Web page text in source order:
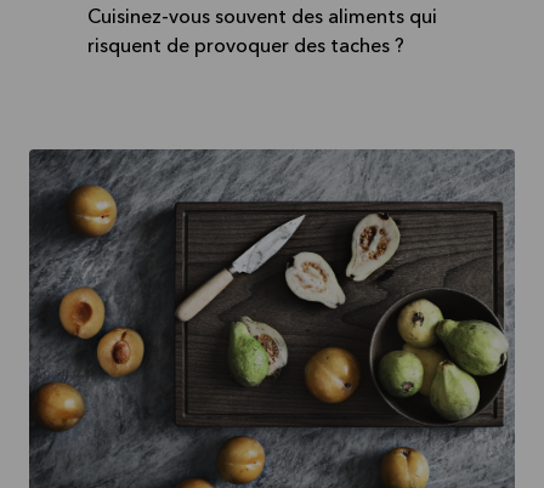
Cuisinez-vous souvent des aliments qui
risquent de provoquer des taches ?